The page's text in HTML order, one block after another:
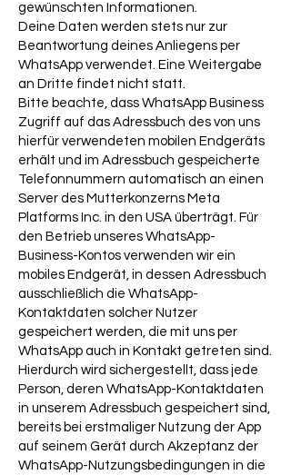
gewünschten Informationen.
Deine Daten werden stets nur zur
Beantwortung deines Anliegens per
WhatsApp verwendet. Eine Weitergabe
an Dritte findet nicht statt.
Bitte beachte, dass WhatsApp Business
Zugriff auf das Adressbuch des von uns
hierfür verwendeten mobilen Endgeräts
erhält und im Adressbuch gespeicherte
Telefonnummern automatisch an einen
Server des Mutterkonzerns Meta
Platforms Inc. in den USA überträgt. Für
den Betrieb unseres WhatsApp-
Business-Kontos verwenden wir ein
mobiles Endgerät, in dessen Adressbuch
ausschließlich die WhatsApp-
Kontaktdaten solcher Nutzer
gespeichert werden, die mit uns per
WhatsApp auch in Kontakt getreten sind.
Hierdurch wird sichergestellt, dass jede
Person, deren WhatsApp-Kontaktdaten
in unserem Adressbuch gespeichert sind,
bereits bei erstmaliger Nutzung der App
auf seinem Gerät durch Akzeptanz der
WhatsApp-Nutzungsbedingungen in die